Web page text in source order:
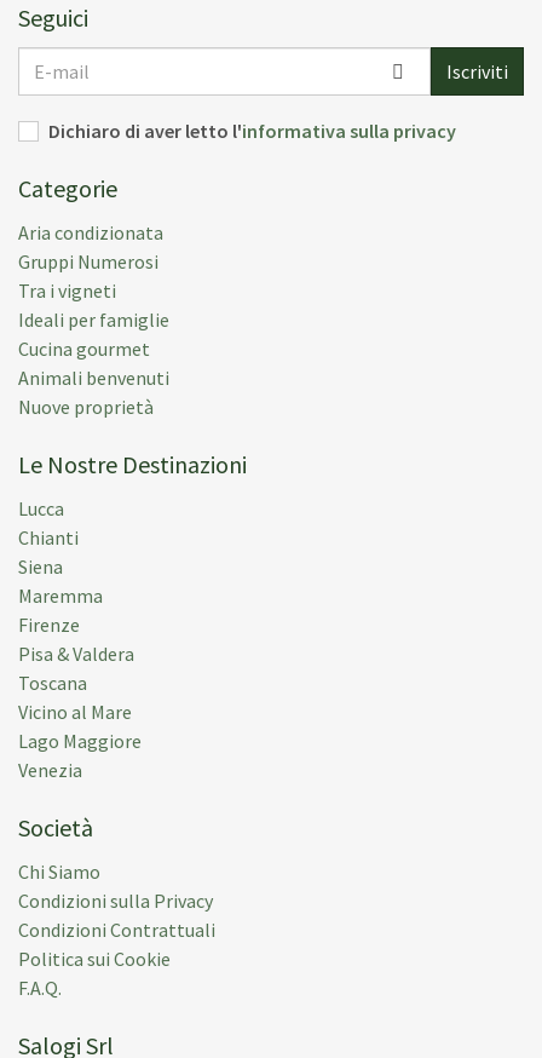
Seguici
mail
Iscriviti
Dichiaro di aver letto l'informativa sulla privacy
Categorie
Aria condizionata
Gruppi Numerosi
Tra i vigneti
Ideali per famiglie
Cucina gourmet
Animali benvenuti
Nuove proprietà
Le Nostre Destinazioni
Lucca
Chianti
Siena
Maremma
Firenze
Pisa & Valdera
Toscana
Vicino al Mare
Lago Maggiore
Venezia
Società
Chi Siamo
Condizioni sulla Privacy
Condizioni Contrattuali
Politica sui Cookie
F.A.Q.
Salogi Srl